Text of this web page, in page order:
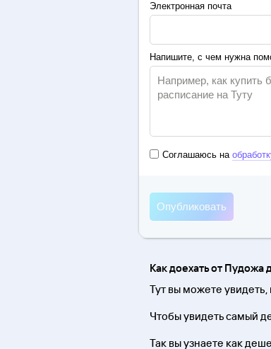
Электронная почта
Напишите, с чем нужна
Соглашаюсь на
Как доехать от Пудожа
Тут вы можете
Чтобы увидеть самый
Так вы узнаете как